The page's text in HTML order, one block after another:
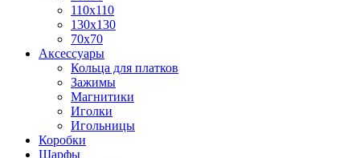
110x110
130x130
70х70
Аксессуары
Кольца для платков
Зажимы
Магнитики
Иголки
Игольницы
Коробки
Шарфы